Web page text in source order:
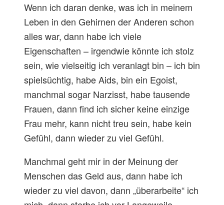
Wenn ich daran denke, was ich in meinem
Leben in den Gehirnen der Anderen schon
alles war, dann habe ich viele
Eigenschaften – irgendwie könnte ich stolz
sein, wie vielseitig ich veranlagt bin – ich bin
spielsüchtig, habe Aids, bin ein Egoist,
manchmal sogar Narzisst, habe tausende
Frauen, dann find ich sicher keine einzige
Frau mehr, kann nicht treu sein, habe kein
Gefühl, dann wieder zu viel Gefühl.
Manchmal geht mir in der Meinung der
Menschen das Geld aus, dann habe ich
wieder zu viel davon, dann „überarbeite“ ich